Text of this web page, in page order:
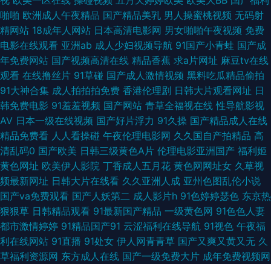
页 91手机在线视频 九一爽爽 少妇91n 91tv在线看 91人妻人人操人人爱 国产
精品成人午夜视频 91密桃视频 天天干日日 国产精品无吗 91看片婬黄大片软
件 国产黄色在线 探花剧情肏屄电影 国女不卡 午夜视频三区 91啪啪啪免费网
址 亚洲精品在线一 精品人妻成人 91网站推荐在线看 日本综合色网 91网战
五月丁香啪啪 91妹妹 91变态福利 香蕉伊人av 极品黑丝av 91熟女中文字幕
日美韩无码av 超碰国产女人天堂 午夜福利 91熟女探花 东京热福利导航 欧美
日韩性爱导航 91麻豆大神三级 精品久久人人摩 91黄香蕉 男人黄色网 美女久
久女同 九色入口 极品视频91 国产极品伪娘在线 超碰97人人香蕉 极品色视频
导航 亚洲AV人人妻人人操 影音先锋无码区 91爱爱美女 91福利地址 91N日韩
啪啪 欧洲成人午夜精品 国产精品美乳 男人操蜜桃视频 无码射
精网站 18成年人网站 日本高清电影网 男女啪啪午夜视频 免费
电影在线观看 亚洲ab 成人少妇视频导航 91国产小青蛙 国产成
年免费网站 国产视频高清在线 精品香蕉 求a片网址 麻豆tv在线
观看 在线撸丝片 91草碰 国产成人激情视频 黑料吃瓜精品偷拍
91大神合集 成人拍拍拍免费 香港伦理剧 日韩大片观看网址 日
韩免费电影 91羞羞视频 国产网站 青草全福视在线 性导航影视
AV 日本一级在线视频 国产好片浮力 91久操 国产精品成人在线
精品免费看 人人看操碰 午夜伦理电影网 久久国自产拍精品 高
清乱码0 国产欧美 日韩三级黄色A片 伦理电影亚洲国产 福利姬
黄色网址 欧美伊人影院 丁香成人五月花 黄色网网址女 久草视
频最新网址 日韩大片在线看 久久亚洲人成 亚州色图乱伦小说
国产va免费观看 国产人妖第二 成人影片h 91色婷婷瑟色 东京热
狠狠草 日韩精品观看 91最新国产精品 一级黄色网 91色色人妻
都市激情婷婷 91精品国产91 云涩福利在线导航 91视色 午夜福
利在线网站 91直播 91处女 伊人网青青草 国产又爽又黄又无 久
草福利资源网 东方成人在线 国产一级免费大片 成年免费视频网